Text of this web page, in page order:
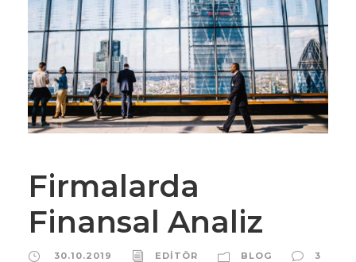
Firmalarda
Finansal Analiz
30.10.2019 EDİTÖR BLOG 3